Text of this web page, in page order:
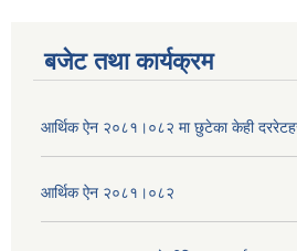
बजेट तथा कार्यक्रम
आर्थिक ऐन २०८१।०८२ मा छुटेका केही
आर्थिक ऐन २०८१।०८२